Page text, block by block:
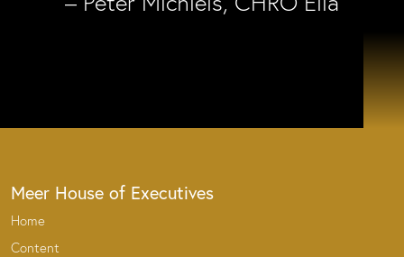
Meer House of Executives
Home
Content